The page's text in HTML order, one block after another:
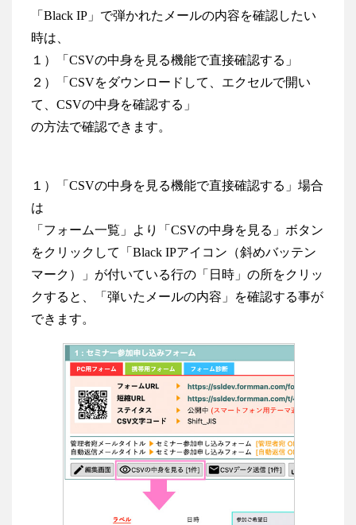
「Black IP」で弾かれたメールの内容を確認したい
時は、
１）「CSVの中身を見る機能で直接確認する」
２）「CSVをダウンロードして、エクセルで開い
て、CSVの中身を確認する」
の方法で確認できます。
１）「CSVの中身を見る機能で直接確認する」場合
は
「フォーム一覧」より「CSVの中身を見る」ボタン
をクリックして「Black IPアイコン（斜めバッテン
マーク）」が付いている行の「日時」の所をクリッ
クすると、「弾いたメールの内容」を確認する事が
できます。